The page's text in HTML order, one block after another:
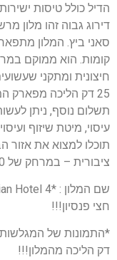
דירוג גבוה זהו מלון
חיצונית ומתקני
25 דק הליכה
תשלום נוסף, ניתן
תוכלו למצוא את אזור
ציבורית – במרחק של 20 מטרים מהמלון יש תחנת אוטובוס.
שם המלון : *4 Smartline Meridian Hotel
חצי פנסיון!!!
דק הליכה מהמלון!!!